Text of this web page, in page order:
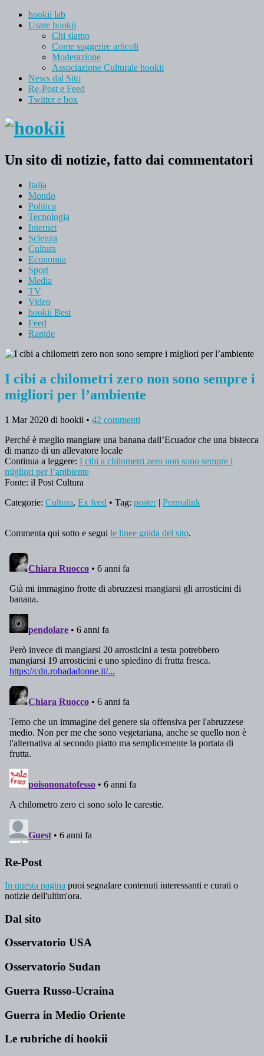
hookii lab
Usare hookii
Chi siamo
Come suggerire articoli
Moderazione
Associazione Culturale hookii
News dal Sito
Re-Post e Feed
Twitter e box
Un sito di notizie, fatto dai commentatori
Italia
Mondo
Politica
Tecnologia
Internet
Scienza
Cultura
Economia
Sport
Media
TV
Video
hookii Best
Feed
Rapide
I cibi a chilometri zero non sono sempre i
migliori per l’ambiente
1 Mar 2020 di hookii • 42 commenti
Perché è meglio mangiare una banana dall’Ecuador che una bistecca
di manzo di un allevatore locale
Continua a leggere: I cibi a chilometri zero non sono sempre i
migliori per l’ambiente
Fonte: il Post Cultura
Categorie: Cultura, Ex feed • Tag: poster| Permalink
Commenta qui sotto e segui le linee guida del sito.
Re-Post
In questa pagina puoi segnalare contenuti interessanti e curati o
notizie dell'ultim'ora.
Dal sito
Osservatorio USA
Osservatorio Sudan
Guerra Russo-Ucraina
Guerra in Medio Oriente
Le rubriche di hookii